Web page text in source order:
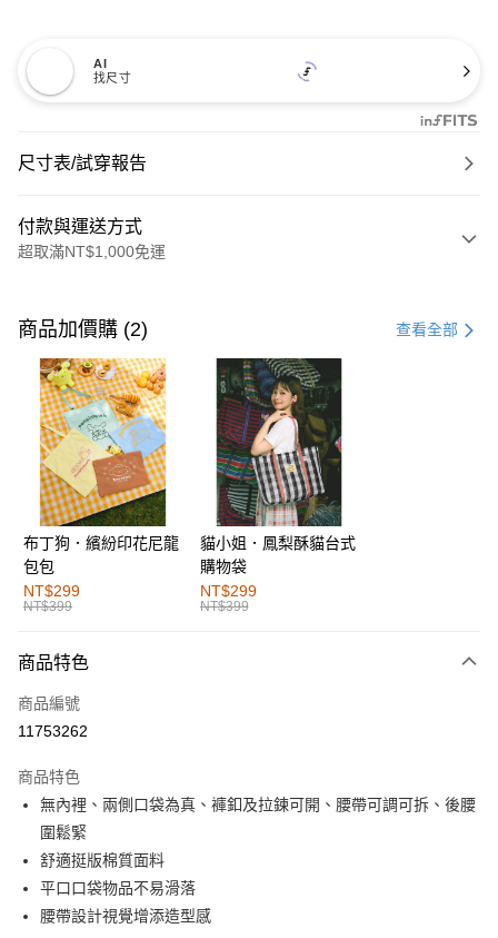
AI
找尺寸
尺寸表/試穿報告
付款與運送方式
超取滿NT$1,000免運
信用卡一次付款
購物金
超商取貨付款
LINE Pay
街口支付
運送方式
全家取貨付款
每筆NT$60，滿NT$1,000(含以上)免運費
付款後全家取貨
萊爾富取貨付款
付款後萊爾富取貨
每筆NT$60，滿NT$1,000(含以上)免運費
7-11取貨付款
每筆NT$60，滿NT$1,000(含以上)免運費
商品加價購 (2) 查看全部
布丁狗．繽紛印花尼龍
包包
NT$299
NT$399
貓小姐．鳳梨酥貓台式
購物袋
NT$299
NT$399
商品特色
商品編號
11753262
商品特色
無內裡、兩側口袋為真、褲釦及拉鍊可開、腰帶可調可拆、後腰
圍鬆緊
舒適挺版棉質面料
平口口袋物品不易滑落
腰帶設計視覺增添造型感